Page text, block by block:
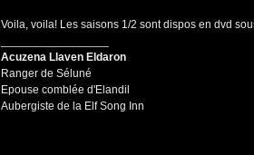
Voila, voila! Les saisons 1/2 sont dispos en dvd
Acuzena Llaven Eldaron
Ranger de Séluné
Epouse comblée d'Elandil
Aubergiste de la Elf Song Inn